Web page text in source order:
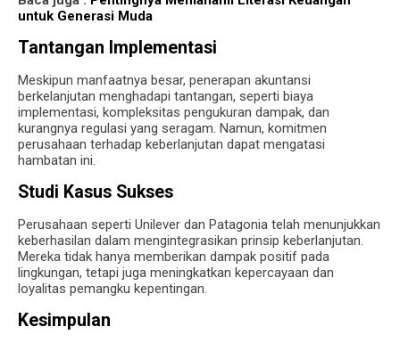
untuk Generasi Muda
Tantangan Implementasi
Meskipun manfaatnya besar, penerapan akuntansi
berkelanjutan menghadapi tantangan, seperti biaya
implementasi, kompleksitas pengukuran dampak, dan
kurangnya regulasi yang seragam. Namun, komitmen
perusahaan terhadap keberlanjutan dapat mengatasi
hambatan ini.
Studi Kasus Sukses
Perusahaan seperti Unilever dan Patagonia telah menunjukkan
keberhasilan dalam mengintegrasikan prinsip keberlanjutan.
Mereka tidak hanya memberikan dampak positif pada
lingkungan, tetapi juga meningkatkan kepercayaan dan
loyalitas pemangku kepentingan.
Kesimpulan